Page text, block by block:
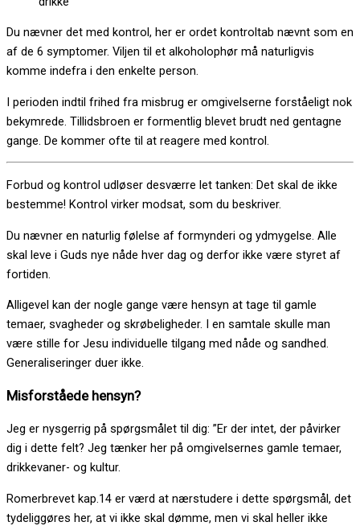
Du nævner det med kontrol, her er ordet kontroltab nævnt som en
af de 6 symptomer. Viljen til et alkoholophør må naturligvis
komme indefra i den enkelte person.
I perioden indtil frihed fra misbrug er omgivelserne forståeligt nok
bekymrede. Tillidsbroen er formentlig blevet brudt ned gentagne
gange. De kommer ofte til at reagere med kontrol.
Forbud og kontrol udløser desværre let tanken: Det skal de ikke
bestemme! Kontrol virker modsat, som du beskriver.
Du nævner en naturlig følelse af formynderi og ydmygelse. Alle
skal leve i Guds nye nåde hver dag og derfor ikke være styret af
fortiden.
Alligevel kan der nogle gange være hensyn at tage til gamle
temaer, svagheder og skrøbeligheder. I en samtale skulle man
være stille for Jesu individuelle tilgang med nåde og sandhed.
Generaliseringer duer ikke.
Misforståede hensyn?
Jeg er nysgerrig på spørgsmålet til dig: ”Er der intet, der påvirker
dig i dette felt? Jeg tænker her på omgivelsernes gamle temaer,
drikkevaner- og kultur.
Romerbrevet kap.14 er værd at nærstudere i dette spørgsmål, det
tydeliggøres her, at vi ikke skal dømme, men vi skal heller ikke